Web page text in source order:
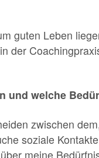
guten Leben
der
und welche
zwischen
soziale
meine